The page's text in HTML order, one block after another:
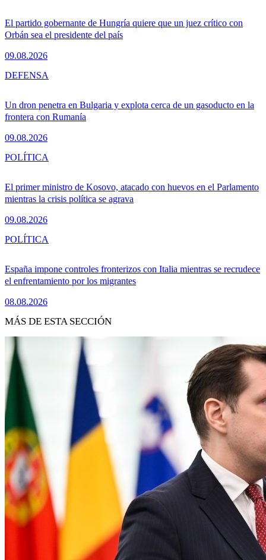
El partido gobernante de Hungría quiere que un juez crítico con
Orbán sea el presidente del país
09.08.2026
Un dron penetra en Bulgaria y explota cerca de un gasoducto en la
frontera con Rumanía
09.08.2026
DEFENSA
El primer ministro de Kosovo, atacado con huevos en el Parlamento
mientras la crisis política se agrava
09.08.2026
POLÍTICA
España impone controles fronterizos con Italia mientras se recrudece
el enfrentamiento por los migrantes
08.08.2026
POLÍTICA
MÁS DE ESTA SECCIÓN